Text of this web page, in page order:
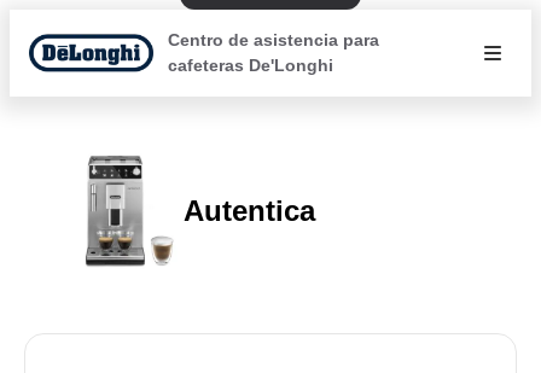
Centro de asistencia para
cafeteras De'Longhi
Autentica